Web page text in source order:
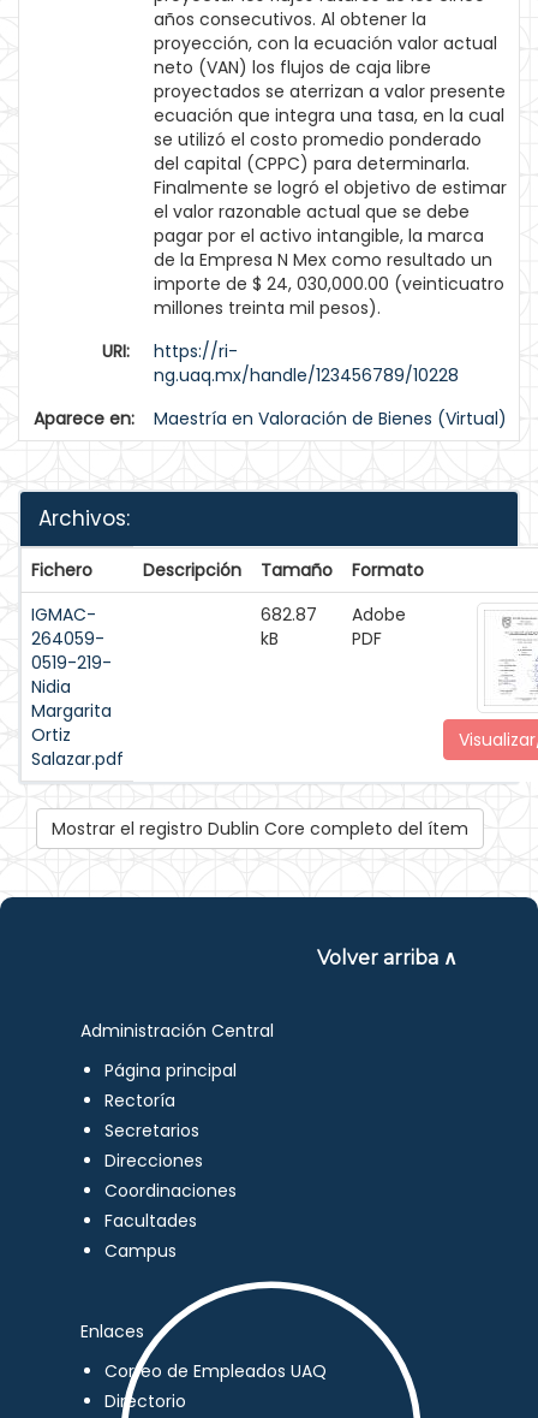
años consecutivos. Al obtener la
proyección, con la ecuación valor actual
neto (VAN) los flujos de caja libre
proyectados se aterrizan a valor presente
ecuación que integra una tasa, en la cual
se utilizó el costo promedio ponderado
del capital (CPPC) para determinarla.
Finalmente se logró el objetivo de estimar
el valor razonable actual que se debe
pagar por el activo intangible, la marca
de la Empresa N Mex como resultado un
importe de $ 24, 030,000.00 (veinticuatro
millones treinta mil pesos).
URI:
https://ri-
ng.uaq.mx/handle/123456789/10228
Aparece en:
Maestría en Valoración de Bienes (Virtual)
Archivos:
Fichero Descripción Tamaño
Formato
IGMAC-
264059-
0519-219-
Nidia
Margarita
Ortiz
Salazar.pdf
682.87
kB
Adobe
PDF
Mostrar el registro Dublin Core completo del ítem
Volver arriba ∧
Administración Central
Página principal
Rectoría
Secretarios
Direcciones
Coordinaciones
Facultades
Campus
Enlaces
Correo de Empleados UAQ
Directorio